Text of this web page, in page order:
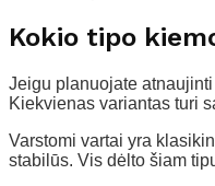
Kokio tipo
Jeigu planuojate
Kiekvienas variantas turi
Varstomi vartai yra
stabilūs. Vis dėlto šiam